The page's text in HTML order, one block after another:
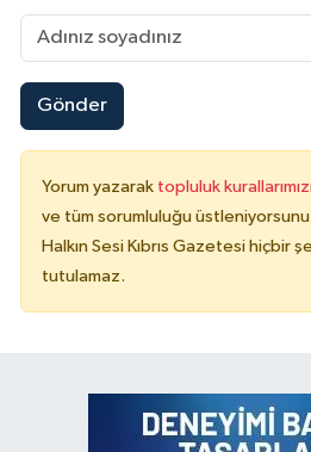
Gönder
Yorum yazarak topluluk
ve tüm sorumluluğu
Halkın Sesi Kıbrıs Gazetesi hiçbir
tutulamaz.